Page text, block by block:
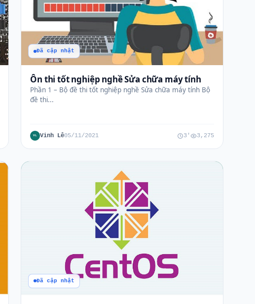
Đã cập nhật
Ôn thi tốt nghiệp nghề Sửa chữa máy tính
Phần 1 – Bộ đề thi tốt nghiệp nghề Sửa chữa máy tính Bộ
đề thi...
VL Vinh Lê05/11/2021 3' 3,275
Đã cập nhật